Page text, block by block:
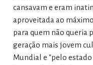
cansavam e eram
aproveitada ao
para quem não queria
geração mais jovem
Mundial e "pelo